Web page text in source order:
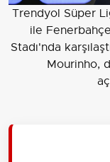
Trendyol Süper
ile
Stadı'nda
Mourinho,